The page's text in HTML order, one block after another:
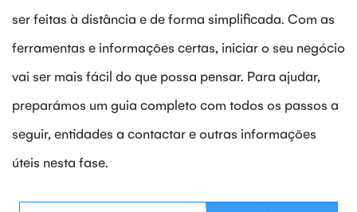
ser feitas à distância e de forma simplificada. Com as
ferramentas e informações certas, iniciar o seu negócio
vai ser mais fácil do que possa pensar. Para ajudar,
preparámos um guia completo com todos os passos a
seguir, entidades a contactar e outras informações
úteis nesta fase.